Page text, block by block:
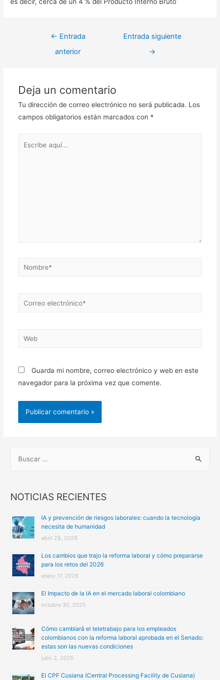
Navegación
← Entrada
anterior
Entrada siguiente
→
Deja un comentario
Tu dirección de correo electrónico no será publicada. Los
campos obligatorios están marcados con *
Nombre*
Correo
Web
Guarda mi nombre, correo electrónico y web en este
navegador para la próxima vez que comente.
c
r
NOTICIAS RECIENTES
IA y prevención de riesgos laborales: cuando la tecnología
necesita de humanidad
abril 28, 2026
Los cambios que trajo la reforma laboral y cómo prepararse
para los retos del 2026
enero 17, 2026
El Impacto de la IA en el mercado laboral colombiano
octubre 30, 2025
Cómo cambiará el teletrabajo para los empleados
colombianos con la reforma laboral aprobada en el Senado:
estas son las nuevas condiciones
julio 2, 2025
El CPF Cusiana (Central Processing Facility de Cusiana)